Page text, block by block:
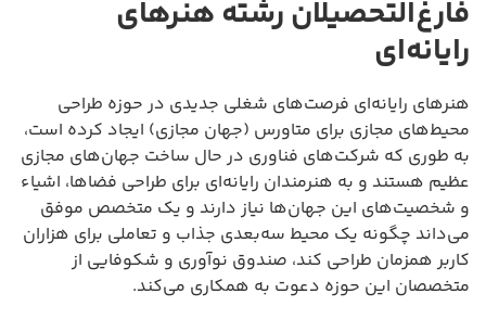
فارغ‌التحصیلان رشته هنرهای
رایانه‌ای
هنرهای رایانه‌ای فرصت‌های شغلی جدیدی در حوزه طراحی
محیط‌های مجازی برای متاورس (جهان مجازی) ایجاد کرده است،
به طوری که شرکت‌های فناوری در حال ساخت جهان‌های مجازی
عظیم هستند و به هنرمندان رایانه‌ای برای طراحی فضاها، اشیاء
و شخصیت‌های این جهان‌ها نیاز دارند و یک متخصص موفق
می‌داند چگونه یک محیط سه‌بعدی جذاب و تعاملی برای هزاران
کاربر همزمان طراحی کند، صندوق نوآوری و شکوفایی از
متخصصان این حوزه دعوت به همکاری می‌کند.